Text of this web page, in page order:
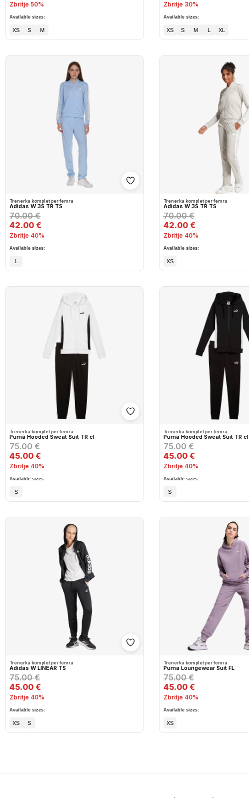
Zbritje 50%
Available sizes:
XS S M
Zbritje 30%
Available sizes:
XS S M L XL
Shto në wishlist
Trenerka komplet per femra
Adidas W 3S TR TS
70.00 €
42.00 €
Zbritje 40%
Available sizes:
L
Trenerka komplet per femra
Adidas W 3S TR TS
70.00 €
42.00 €
Zbritje 40%
Available sizes:
XS
Shto në wishlist
Trenerka komplet per femra
Puma Hooded Sweat Suit TR cl
75.00 €
45.00 €
Zbritje 40%
Available sizes:
S
Trenerka komplet per femra
Puma Hooded Sweat Suit TR cl
75.00 €
45.00 €
Zbritje 40%
Available sizes:
S
Shto në wishlist
Trenerka komplet per femra
Adidas W LINEAR TS
75.00 €
45.00 €
Zbritje 40%
Available sizes:
XS S
Trenerka komplet per femra
Puma Loungewear Suit FL
75.00 €
45.00 €
Zbritje 40%
Available sizes:
XS